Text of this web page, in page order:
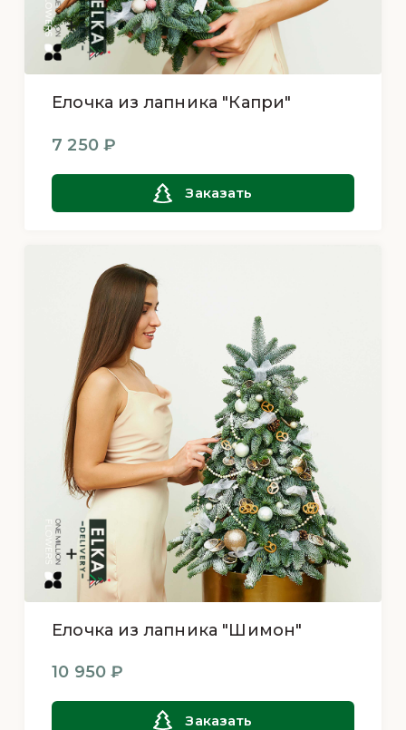
Елочка из лапника "Капри"
7 250 ₽
Заказать
Елочка из лапника "Шимон"
10 950 ₽
Заказать